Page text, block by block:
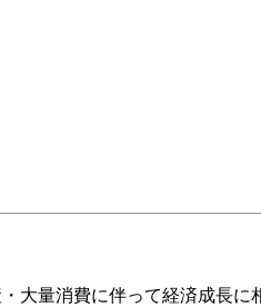
大量消費に伴って経済成長